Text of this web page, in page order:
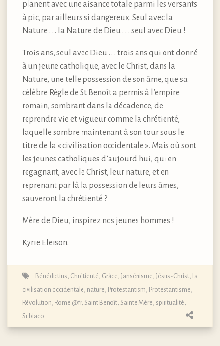
planent avec une aisance totale parmi les versants
à pic, par ailleurs si dangereux. Seul avec la
Nature . . . la Nature de Dieu . . . seul avec Dieu !
Trois ans, seul avec Dieu . . . trois ans qui ont donné
à un jeune catholique, avec le Christ, dans la
Nature, une telle possession de son âme, que sa
célèbre Règle de St Benoît a permis à l’empire
romain, sombrant dans la décadence, de
reprendre vie et vigueur comme la chrétienté,
laquelle sombre maintenant à son tour sous le
titre de la « civilisation occidentale ». Mais où sont
les jeunes catholiques d’aujourd’hui, qui en
regagnant, avec le Christ, leur nature, et en
reprenant par là la possession de leurs âmes,
sauveront la chrétienté ?
Mère de Dieu, inspirez nos jeunes hommes !
Kyrie Eleison.
Bénédictins Chrétienté Grâce Jansénisme Jésus-Christ La
civilisation occidentale nature Protestantism Protestantisme
Révolution Rome @fr, Saint Benoît Sainte Mère spiritualité
Subiaco